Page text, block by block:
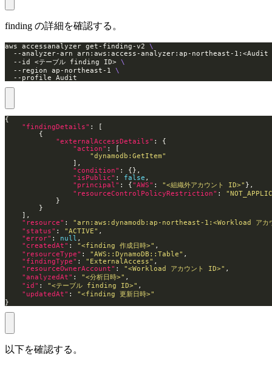
finding の詳細を確認する。
aws accessanalyzer get-finding-v2
--analyzer-arn arn:aws:access-analyzer:ap-northeast-1:<Audit
  --id <テーブル finding ID>
  --region ap-northeast-1
  --profile Audit
"findingDetails"
"externalAccessDetails"
"action"
"dynamodb:GetItem"
"condition"
"isPublic" : false
"principal" : {"AWS" : "<組織外アカウント ID>"
"resourceControlPolicyRestriction" :
"resource" : "arn:aws:dynamodb:ap-northeast-1:<Workload ア
"status" : "ACTIVE"
"error" : null
"createdAt" : "<finding 作成日時>"
"resourceType" : "AWS::DynamoDB::Table"
"findingType" : "ExternalAccess"
"resourceOwnerAccount" : "<Workload アカウント ID>"
"analyzedAt" : "<分析日時>"
"id" : "<テーブル finding ID>"
"updatedAt" : "<finding 更新日時>"
}
以下を確認する。